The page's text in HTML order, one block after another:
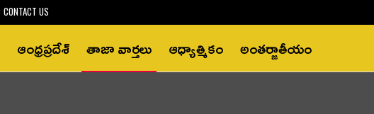
CONTACT US
ఆంధ్రప్రదేశ్‌ తాజా వార్తలు ఆధ్యాత్మికం అంతర్జాతీయం